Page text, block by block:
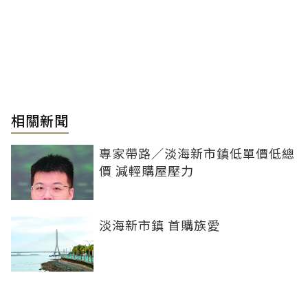
相關新聞
專家帶路／淡海新市鎮低單價低總
價 減輕購屋壓力
淡海新市鎮 首購族愛